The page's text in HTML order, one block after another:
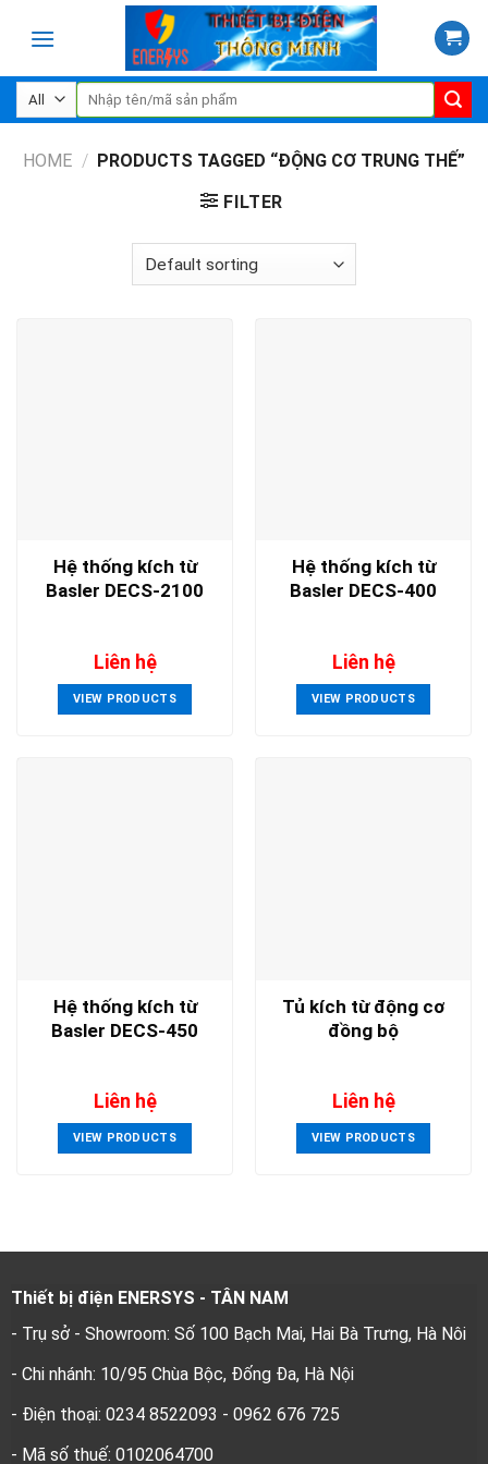
Search
for:
HOME / PRODUCTS TAGGED “ĐỘNG CƠ TRUNG THẾ”
FILTER
Hệ thống kích từ
Basler DECS-2100
Liên hệ
VIEW PRODUCTS
Hệ thống kích từ
Basler DECS-400
Liên hệ
VIEW PRODUCTS
Hệ thống kích từ
Basler DECS-450
Liên hệ
VIEW PRODUCTS
Tủ kích từ động cơ
đồng bộ
Liên hệ
VIEW PRODUCTS
Thiết bị điện ENERSYS - TÂN NAM
- Trụ sở - Showroom: Số 100 Bạch Mai, Hai Bà Trưng, Hà Nôi
- Chi nhánh: 10/95 Chùa Bộc, Đống Đa, Hà Nội
- Điện thoại: 0234 8522093 - 0962 676 725
- Mã số thuế: 0102064700